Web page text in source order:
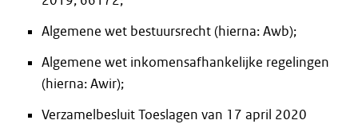
Algemene wet bestuursrecht (hierna: Awb);
Algemene wet inkomensafhankelijke regelingen
(hierna: Awir);
Verzamelbesluit Toeslagen van 17 april 2020